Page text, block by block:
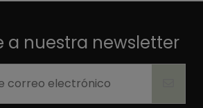
a nuestra newsletter